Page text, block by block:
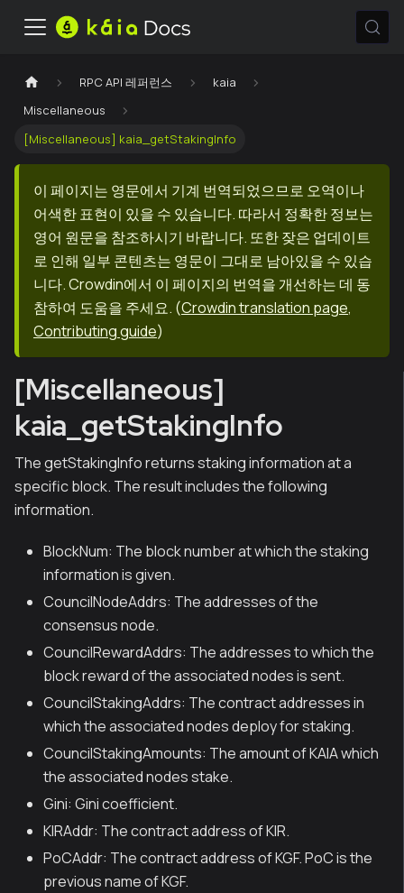
RPC API 레퍼런스
kaia
Miscellaneous
[Miscellaneous] kaia_getStakingInfo
이 페이지는 영문에서 기계 번역되었으므로 오역이나
어색한 표현이 있을 수 있습니다. 따라서 정확한 정보는
영어 원문을 참조하시기 바랍니다. 또한 잦은 업데이트
로 인해 일부 콘텐츠는 영문이 그대로 남아있을 수 있습
니다. Crowdin에서 이 페이지의 번역을 개선하는 데 동
참하여 도움을 주세요. (Crowdin translation page,
Contributing guide)
[Miscellaneous]
kaia_getStakingInfo
The getStakingInfo returns staking information at a
specific block. The result includes the following
information.
BlockNum: The block number at which the staking
information is given.
CouncilNodeAddrs: The addresses of the
consensus node.
CouncilRewardAddrs: The addresses to which the
block reward of the associated nodes is sent.
CouncilStakingAddrs: The contract addresses in
which the associated nodes deploy for staking.
CouncilStakingAmounts: The amount of KAIA which
the associated nodes stake.
Gini: Gini coefficient.
KIRAddr: The contract address of KIR.
PoCAddr: The contract address of KGF. PoC is the
previous name of KGF.